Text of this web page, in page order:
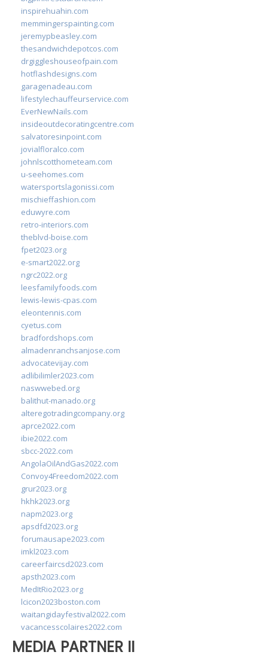
inspirehuahin.com
memmingerspainting.com
jeremypbeasley.com
thesandwichdepotcos.com
drgiggleshouseofpain.com
hotflashdesigns.com
garagenadeau.com
lifestylechauffeurservice.com
EverNewNails.com
insideoutdecoratingcentre.com
salvatoresinpoint.com
jovialfloralco.com
johnlscotthometeam.com
u-seehomes.com
watersportslagonissi.com
mischieffashion.com
eduwyre.com
retro-interiors.com
theblvd-boise.com
fpet2023.org
e-smart2022.org
ngrc2022.org
leesfamilyfoods.com
lewis-lewis-cpas.com
eleontennis.com
cyetus.com
bradfordshops.com
almadenranchsanjose.com
advocatevijay.com
adlibilimler2023.com
naswwebed.org
balithut-manado.org
alteregotradingcompany.org
aprce2022.com
ibie2022.com
sbcc-2022.com
AngolaOilAndGas2022.com
Convoy4Freedom2022.com
grur2023.org
hkhk2023.org
napm2023.org
apsdfd2023.org
forumausape2023.com
imkl2023.com
careerfaircsd2023.com
apsth2023.com
MedItRio2023.org
lcicon2023boston.com
waitangidayfestival2022.com
vacancesscolaires2022.com
MEDIA PARTNER II